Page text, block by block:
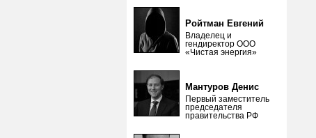
Ройтман Евгений
Владелец и
гендиректор ООО
«Чистая энергия»
Мантуров Денис
Первый заместитель
председателя
правительства РФ